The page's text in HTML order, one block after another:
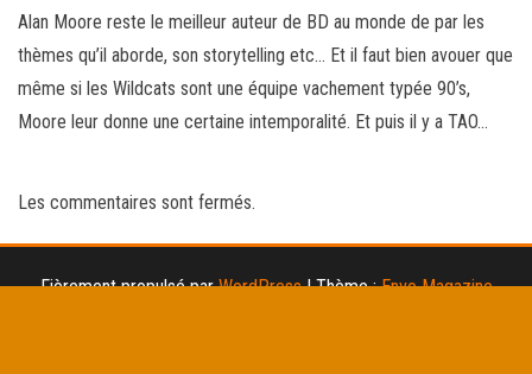
Alan Moore reste le meilleur auteur de BD au monde de par les
thèmes qu’il aborde, son storytelling etc… Et il faut bien avouer que
même si les Wildcats sont une équipe vachement typée 90’s,
Moore leur donne une certaine intemporalité. Et puis il y a TAO…
Les commentaires sont fermés.
Fièrement propulsé parWordPress |Thème :Envo Magazine